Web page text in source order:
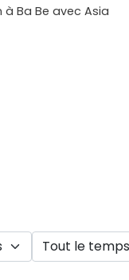
Ba Be avec Asia